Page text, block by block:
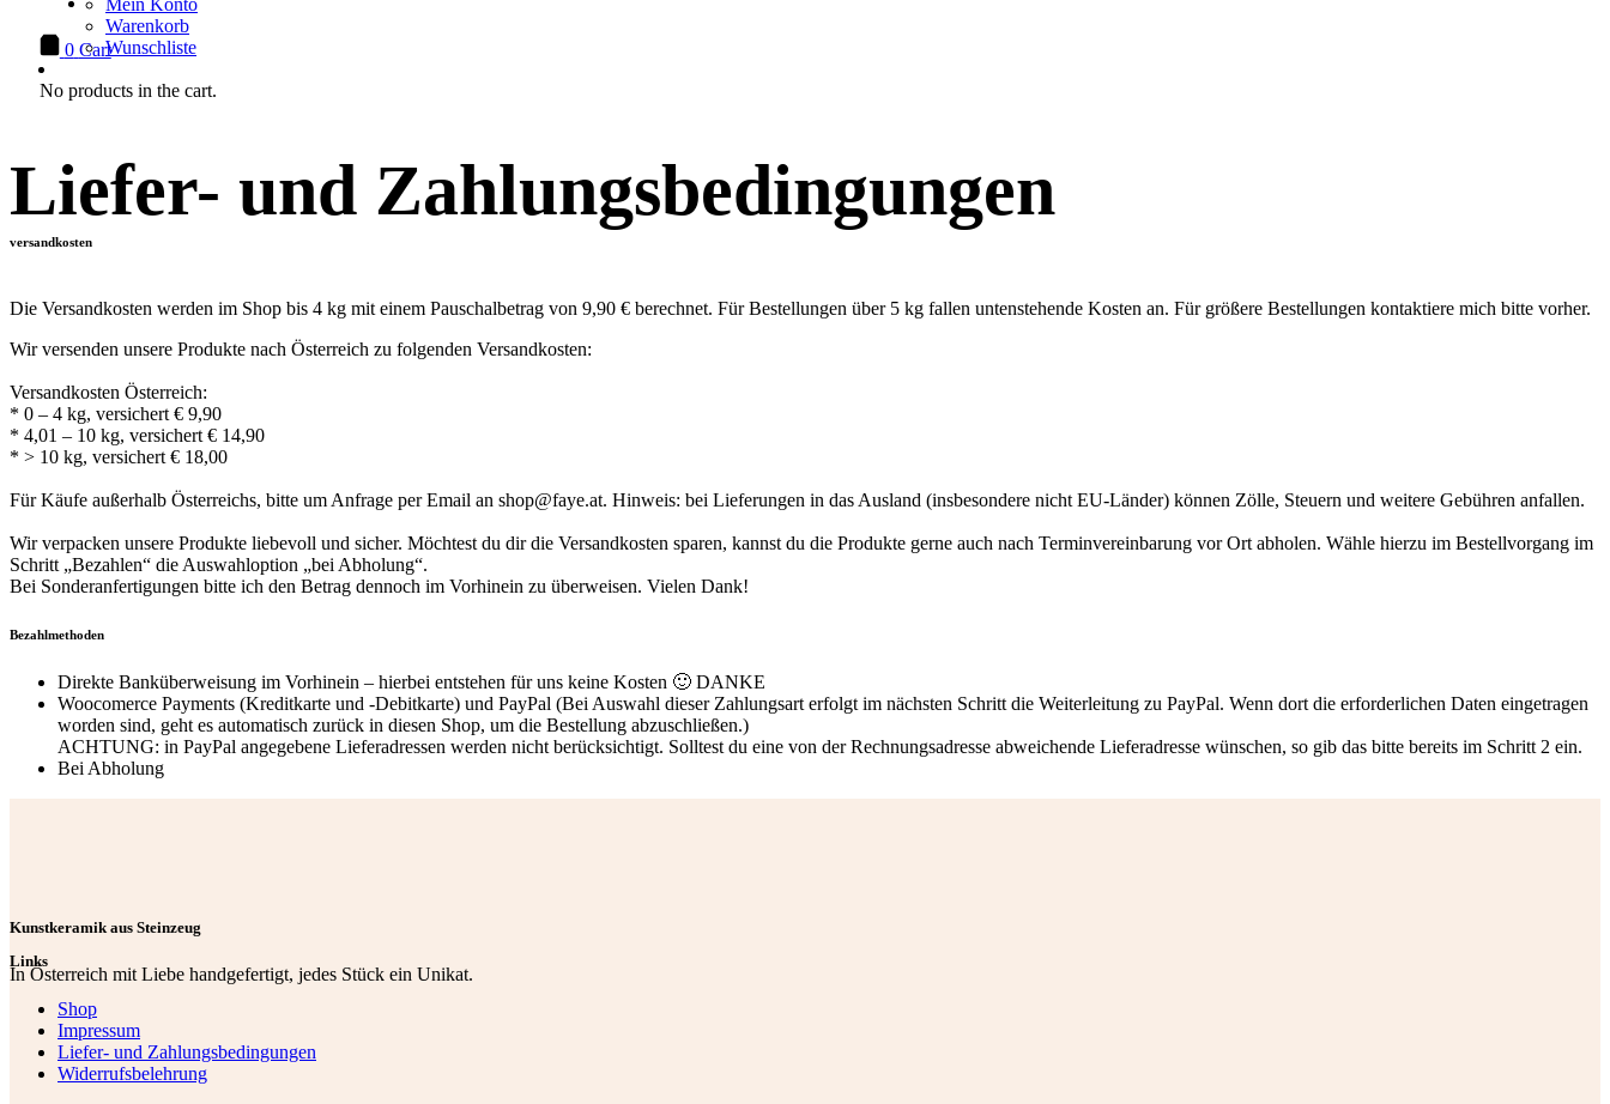
Warenkorb
Wunschliste
0 Cart
No products in the cart.
Liefer- und Zahlungsbedingungen
versandkosten
Die Versandkosten werden im Shop bis 4 kg mit einem Pauschalbetrag von 9,90 € berechnet. Für Bestellungen über 5 kg fallen untenstehende Kosten an. Für größere Bestellungen kontaktiere mich bitte vorher.
Wir versenden unsere Produkte nach Österreich zu folgenden Versandkosten:
Versandkosten Österreich:
* 0 – 4 kg, versichert € 9,90
* 4,01 – 10 kg, versichert € 14,90
* > 10 kg, versichert € 18,00
Für Käufe außerhalb Österreichs, bitte um Anfrage per Email an shop@faye.at. Hinweis: bei Lieferungen in das Ausland (insbesondere nicht EU-Länder) können Zölle, Steuern und weitere Gebühren anfallen.
Wir verpacken unsere Produkte liebevoll und sicher. Möchtest du dir die Versandkosten sparen, kannst du die Produkte gerne auch nach Terminvereinbarung vor Ort abholen. Wähle hierzu im Bestellvorgang im
Schritt „Bezahlen“ die Auswahloption „bei Abholung“.
Bei Sonderanfertigungen bitte ich den Betrag dennoch im Vorhinein zu überweisen. Vielen Dank!
Bezahlmethoden
Direkte Banküberweisung im Vorhinein – hierbei entstehen für uns keine Kosten 🙂 DANKE
Woocomerce Payments (Kreditkarte und -Debitkarte) und PayPal (Bei Auswahl dieser Zahlungsart erfolgt im nächsten Schritt die Weiterleitung zu PayPal. Wenn dort die erforderlichen Daten eingetragen
worden sind, geht es automatisch zurück in diesen Shop, um die Bestellung abzuschließen.)
ACHTUNG: in PayPal angegebene Lieferadressen werden nicht berücksichtigt. Solltest du eine von der Rechnungsadresse abweichende Lieferadresse wünschen, so gib das bitte bereits im Schritt 2 ein.
Bei Abholung
Kunstkeramik aus Steinzeug
In Österreich mit Liebe handgefertigt, jedes Stück ein Unikat.
Links
Shop
Impressum
Liefer- und Zahlungsbedingungen
Widerrufsbelehrung